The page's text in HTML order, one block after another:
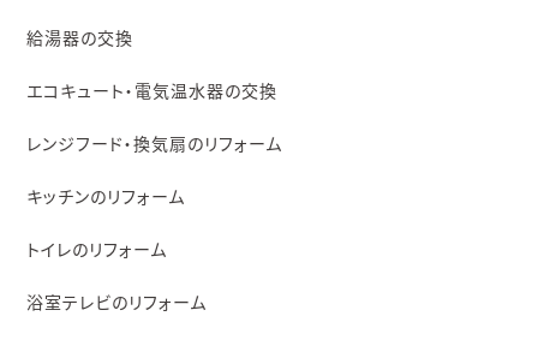
給湯器の交換
エコキュート・電気温水器の交換
レンジフード・換気扇のリフォーム
キッチンのリフォーム
トイレのリフォーム
浴室テレビのリフォーム